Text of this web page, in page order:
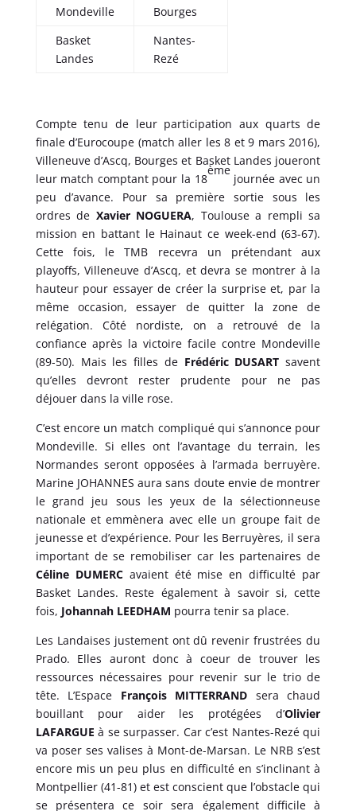
Mondeville
Bourges
Basket
Landes
Nantes-
Rezé
Compte tenu de leur participation aux quarts de
finale d’Eurocoupe (match aller les 8 et 9 mars 2016),
Villeneuve d’Ascq, Bourges et Basket Landes joueront
leur match comptant pour la 18
ème
journée avec un
peu d’avance. Pour sa première sortie sous les
ordres de Xavier NOGUERA, Toulouse a rempli sa
mission en battant le Hainaut ce week-end (63-67).
Cette fois, le TMB recevra un prétendant aux
playoffs, Villeneuve d’Ascq, et devra se montrer à la
hauteur pour essayer de créer la surprise et, par la
même occasion, essayer de quitter la zone de
relégation. Côté nordiste, on a retrouvé de la
confiance après la victoire facile contre Mondeville
(89-50). Mais les filles de Frédéric DUSART savent
qu’elles devront rester prudente pour ne pas
déjouer dans la ville rose.
C’est encore un match compliqué qui s’annonce pour
Mondeville. Si elles ont l’avantage du terrain, les
Normandes seront opposées à l’armada berruyère.
Marine JOHANNES aura sans doute envie de montrer
le grand jeu sous les yeux de la sélectionneuse
nationale et emmènera avec elle un groupe fait de
jeunesse et d’expérience. Pour les Berruyères, il sera
important de se remobiliser car les partenaires de
Céline DUMERCavaient été mise en difficulté par
Basket Landes. Reste également à savoir si, cette
fois, Johannah LEEDHAM pourra tenir sa place.
Les Landaises justement ont dû revenir frustrées du
Prado. Elles auront donc à coeur de trouver les
ressources nécessaires pour revenir sur le trio de
tête. L’Espace François MITTERRAND sera chaud
bouillant pour aider les protégées d’Olivier
LAFARGUE à se surpasser. Car c’est Nantes-Rezé qui
va poser ses valises à Mont-de-Marsan. Le NRB s’est
encore mis un peu plus en difficulté en s’inclinant à
Montpellier (41-81) et est conscient que l’obstacle qui
se présentera ce soir sera également difficile à